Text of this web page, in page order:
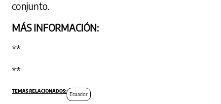
conjunto.
MÁS INFORMACIÓN:
**
**
Ecuador